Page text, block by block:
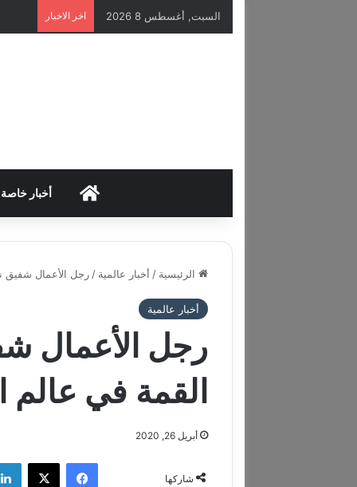
السبت, أغسطس 8 2026 اخر الاخبار
HOMEأخبار خاصة
الرئيسية / أخبار عالمية / رجل الأعمال شفيق
أخبار عالمية
رجل الأعمال
القمة في عالم
أبريل 26, 2020
شاركها
فيسبوك ‫X